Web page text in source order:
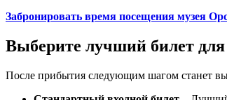
Забронировать время посещения музея
Выберите лучший билет
После прибытия следующим шагом станет